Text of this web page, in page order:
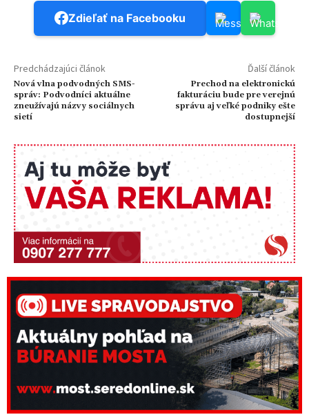
Zdieľať na Facebooku
Predchádzajúci článok
Nová vlna podvodných SMS-
správ: Podvodníci aktuálne
zneužívajú názvy sociálnych
sietí
Ďalší článok
Prechod na elektronickú
fakturáciu bude pre verejnú
správu aj veľké podniky ešte
dostupnejší